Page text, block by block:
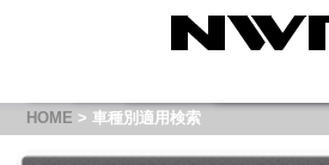
HOME > 車種別適用検索